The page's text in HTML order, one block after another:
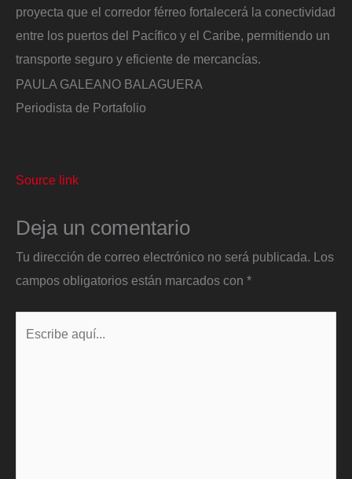
proyecta que el corredor férreo fortalecerá la conectividad
entre los puertos del Pacífico y el Caribe, permitiendo un
transporte seguro y eficiente de mercancías.
PAULA GALEANO BALAGUERA
Periodista de Portafolio
Source link
Deja un comentario
Tu dirección de correo electrónico no será publicada. Los
campos obligatorios están marcados con *